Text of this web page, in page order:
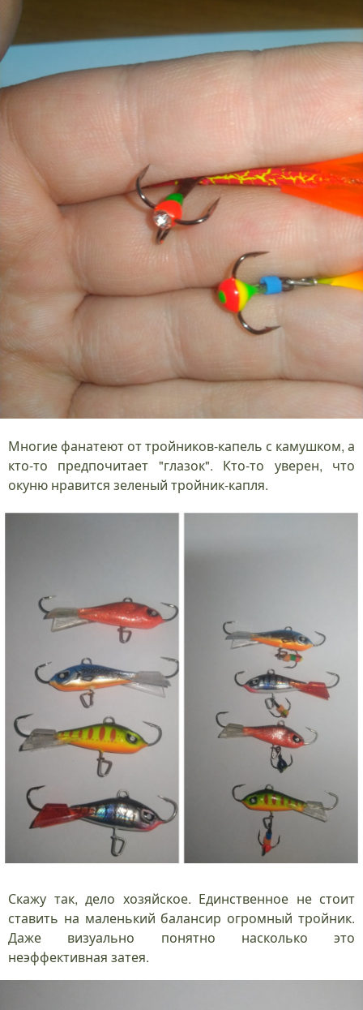
Многие фанатеют от тройников-капель с камушком, а
кто-то предпочитает "глазок". Кто-то уверен, что
окуню нравится зеленый тройник-капля.
Скажу так, дело хозяйское. Единственное не стоит
ставить на маленький балансир огромный тройник.
Даже визуально понятно насколько это
неэффективная затея.